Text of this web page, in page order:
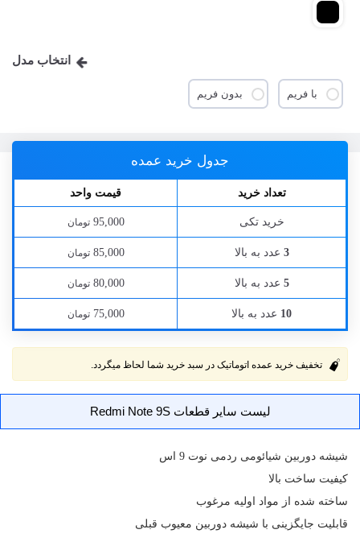
انتخاب مدل
با فریم بدون فریم
جدول خرید عمده
تعداد خرید قیمت واحد
خرید تکی 95,000 تومان
3 عدد به بالا 85,000 تومان
5 عدد به بالا 80,000 تومان
10 عدد به بالا 75,000 تومان
تخفیف خرید عمده اتوماتیک در سبد خرید شما لحاظ میگردد.
لیست سایر قطعات Redmi Note 9S
شیشه دوربین شیائومی ردمی نوت 9 اس
کیفیت ساخت بالا
ساخته شده از مواد اولیه مرغوب
قابلیت جایگزینی با شیشه دوربین معیوب قبلی